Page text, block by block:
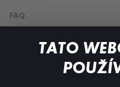
TATO
FAQ
Můj účet
Důležité odkazy